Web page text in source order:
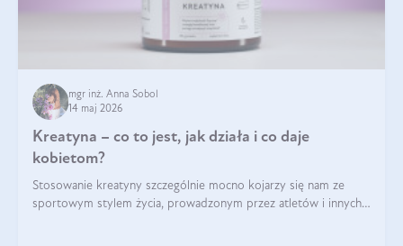
mgr inż. Anna Sobol
14 maj 2026
Kreatyna – co to jest, jak działa i co daje
kobietom?
Stosowanie kreatyny szczególnie mocno kojarzy się nam ze
sportowym stylem życia, prowadzonym przez atletów i innych